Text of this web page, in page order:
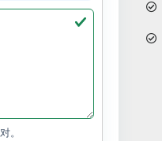
。